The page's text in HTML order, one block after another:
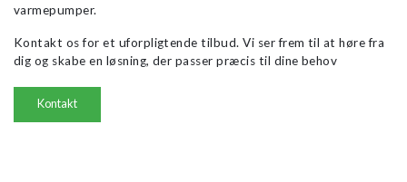
varmepumper.
Kontakt os for et uforpligtende tilbud. Vi ser frem til at høre fra
dig og skabe en løsning, der passer præcis til dine behov
Kontakt